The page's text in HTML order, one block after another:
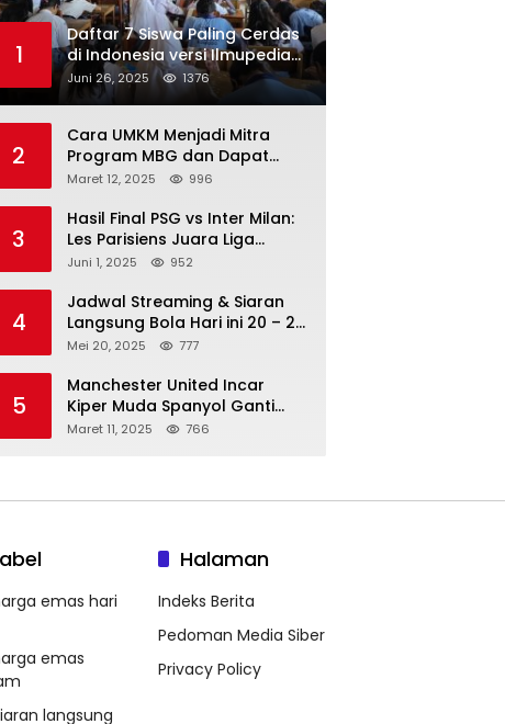
1
Daftar 7 Siswa Paling Cerdas
di Indonesia versi Ilmupedia
Tryout UTBK 2025
Juni 26, 2025 1376
2
Cara UMKM Menjadi Mitra
Program MBG dan Dapat
Modal Hingga Rp500 Juta
Maret 12, 2025 996
3
Hasil Final PSG vs Inter Milan:
Les Parisiens Juara Liga
Champions 2025 usai Bantai il
Juni 1, 2025 952
4
Jadwal Streaming & Siaran
Langsung Bola Hari ini 20 – 21
Mei 2025: Manchester City vs
Mei 20, 2025 777
5
Manchester United Incar
Kiper Muda Spanyol Ganti
Andre Onana
Maret 11, 2025 766
emas hari
emas
langsung
Halaman
Indeks Berita
Pedoman Media Siber
Privacy Policy